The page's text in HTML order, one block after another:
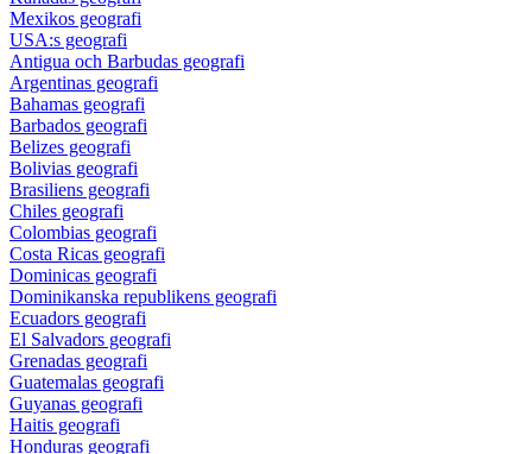
Mexikos geografi
USA:s geografi
Antigua och Barbudas geografi
Argentinas geografi
Bahamas geografi
Barbados geografi
Belizes geografi
Bolivias geografi
Brasiliens geografi
Chiles geografi
Colombias geografi
Costa Ricas geografi
Dominicas geografi
Dominikanska republikens geografi
Ecuadors geografi
El Salvadors geografi
Grenadas geografi
Guatemalas geografi
Guyanas geografi
Haitis geografi
Honduras geografi